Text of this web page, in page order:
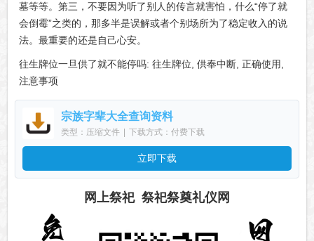
墓等等。第三，不要因为听了别人的传言就害怕，什么“停了就
会倒霉”之类的，那多半是误解或者个别场所为了稳定收入的说
法。最重要的还是自己心安。
往生牌位一旦供了就不能停吗: 往生牌位, 供奉中断, 正确使用,
注意事项
宗族字辈大全查询资料
类型：压缩文件 下载方式：付费下载
立即下载
网上祭祀 祭祀祭奠礼仪网